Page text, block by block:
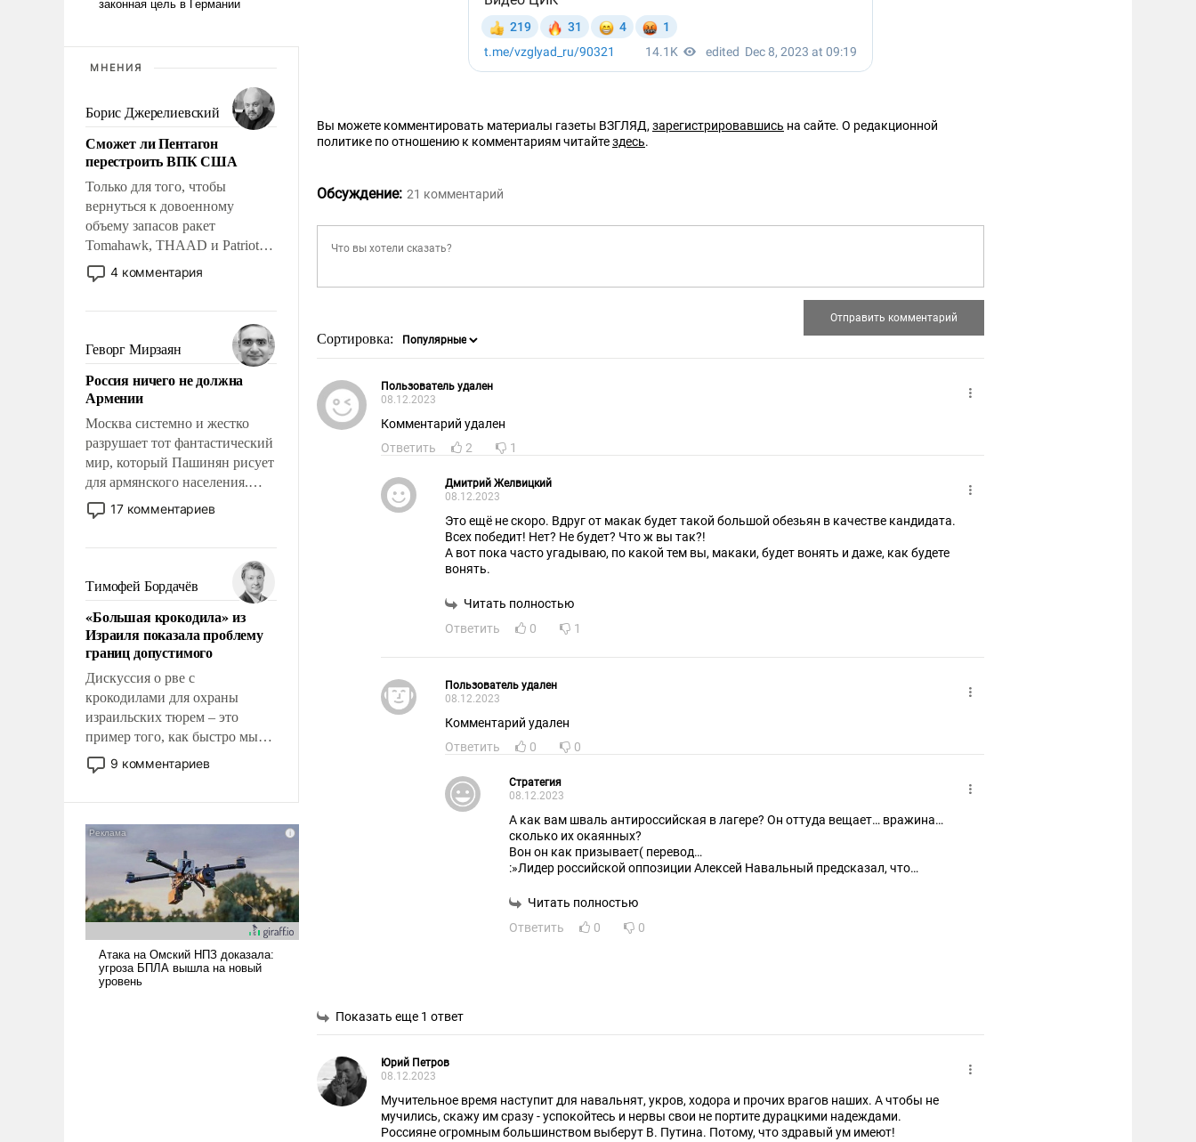
МНЕНИЯ
Борис Джерелиевский
Сможет ли Пентагон
перестроить ВПК США
Только для того, чтобы
вернуться к довоенному
объему запасов ракет
Tomahawk, THAAD и Patriot
США потребуется более трех
лет. Даже небольшая война с
Сложившаяся ситуация
означает многолетний период
уязвимости США, например,
перед Китаем.
4 комментария
Геворг Мирзаян
Россия ничего не должна
Армении
Москва системно и жестко
разрушает тот фантастический
мир, который Пашинян рисует
для армянского населения.
Мир, где политические
прожекты будут безусловно
налогоплательщиков и где
Еревану за свои поступки не
нужно отвечать.
17 комментариев
Тимофей Бордачёв
«Большая крокодила» из
Израиля показала проблему
границ допустимого
Дискуссия о рве с
крокодилами для охраны
израильских тюрем – это
пример того, как быстро мы
двигаемся по пути
революционных изменений.
псевдонаучной фантастики,
стало всерьез обсуждаемой
9 комментариев
Вы можете комментировать материалы газеты ВЗГЛЯД,зарегистрировавшись на сайте. О редакционной
политике по отношению к комментариям читайтездесь.
Обсуждение: 21 комментарий
Сортировка:
Пользователь удален
08.12.2023
Комментарий удален
Ответить
2 1
Дмитрий Желвицкий
08.12.2023
Это ещё не скоро. Вдруг от макак будет такой большой обезьян в качестве кандидата.
Всех победит! Нет? Не будет? Что ж вы так?!
А вот пока часто угадываю, по какой тем вы, макаки, будет вонять и даже, как будете
вонять.
Читать полностью
Ответить
0 1
Пользователь удален
08.12.2023
Комментарий удален
Ответить
0 0
Стратегия
08.12.2023
А как вам шваль антироссийская в лагере? Он оттуда вещает… вражина…
сколько их окаянных?
Вон он как призывает( перевод…
:»Лидер российской оппозиции Алексей Навальный предсказал, что
подтолкнул избирателей выступить против президента России Владимира
Читать полностью
Ответить
0 0
Показать еще 1 ответ
Юрий Петров
08.12.2023
Мучительное время наступит для навальнят, укров, ходора и прочих врагов наших. А чтобы не
мучились, скажу им сразу - успокойтесь и нервы свои не портите дурацкими надеждами.
Россияне огромным большинством выберут В. Путина. Потому, что здравый ум имеют!